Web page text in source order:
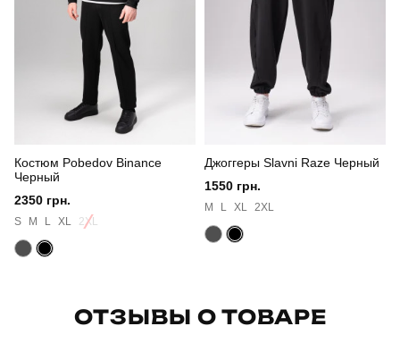
Склад тканини матеріал: 100% поліестер
Країна - виробник
Костюм Pobedov Binance
Черный
2350 грн.
S M L XL 2XL
Джоггеры Slavni Raze Черный
1550 грн.
M L XL 2XL
ОТЗЫВЫ О ТОВАРЕ